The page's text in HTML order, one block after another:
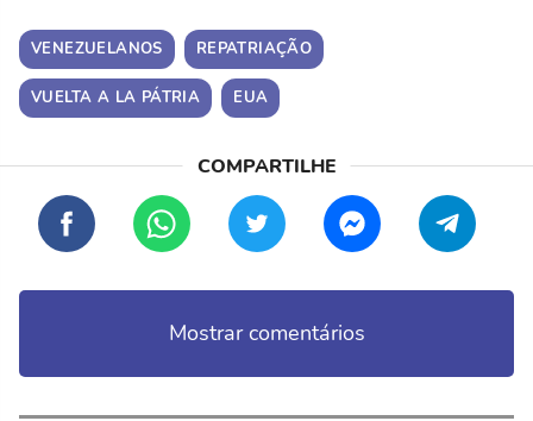
VENEZUELANOS REPATRIAÇÃO
VUELTA A LA PÁTRIA EUA
Mostrar comentários